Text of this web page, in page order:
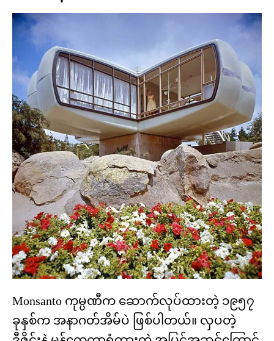
Monsanto ကုမ္ပဏီက ဆောက်လုပ်ထားတဲ့ ၁၉၅၇
ခုနှစ်က အနာဂတ်အိမ်ပဲ ဖြစ်ပါတယ်။ လှပတဲ့